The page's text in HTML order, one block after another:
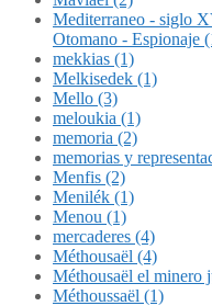
Mediterraneo - siglo
Otomano - Espionaje
mekkias (1)
Melkisedek (1)
Mello (3)
meloukia (1)
memoria (2)
memorias y
Menfis (2)
Menilék (1)
Menou (1)
mercaderes (4)
Méthousaël (4)
Méthousaël el minero
Méthoussaël (1)